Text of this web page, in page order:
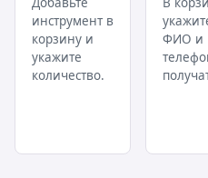
инструмент в
корзину и
укажите
количество.
ФИО и